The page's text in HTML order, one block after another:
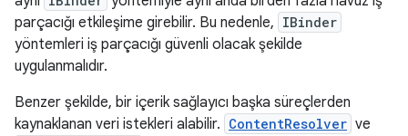
parçacığı etkileşime girebilir. Bu nedenle, IBinder
yöntemleri iş parçacığı güvenli olacak şekilde
uygulanmalıdır.
Benzer şekilde, bir içerik sağlayıcı başka süreçlerden
kaynaklanan veri istekleri alabilir. ContentResolver ve